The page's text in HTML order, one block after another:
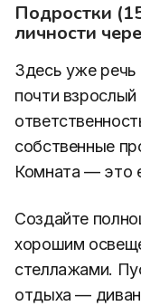
Подростки
личности
Здесь уже речь
почти взрослый
собственные
Комната — это
Создайте
хорошим
стеллажами.
отдыха —